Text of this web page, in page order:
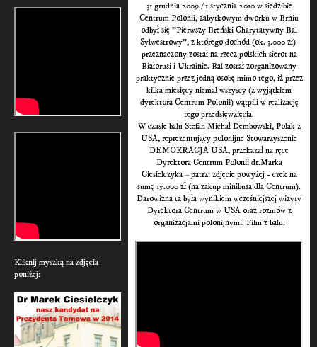
Kliknij myszką na zdjęcia
poniżej:
31 grudnia 2009 / 1 stycznia 2010 w siedzibie
Centrum Polonii, zabytkowym dworku w Brniu
odbył się "Pierwszy Breński Charytatywny Bal
Sylwestrowy", z którego dochód (ok. 3.000 zł)
przeznaczony został na rzecz polskich sierot na
Białorusi i Ukrainie. Bal został zorganizowany
praktycznie przez jedną osobę mimo tego, iż przez
kilka miesięcy niemal wszyscy (z wyjątkiem
dyrektora Centrum Polonii) wątpili w realizację
tego przedsięwzięcia.
W czasie balu Stefan Michał Dembowski, Polak z
USA, reprezentujący polonijne Stowarzyszenie
DEMOKRACJA USA, przekazał na ręce
Dyrektora Centrum Polonii dr.Marka
Ciesielczyka – patrz: zdjęcie powyżej - czek na
sumę 15.000 zł (na zakup minibusa dla Centrum).
Darowizna ta była wynikiem wcześniejszej wizyty
Dyrektora Centrum w USA oraz rozmów z
organizacjami polonijnymi. Film z balu: